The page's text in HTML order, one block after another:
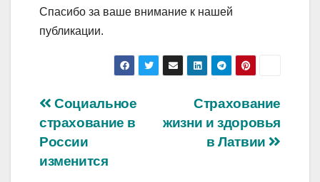
Спасибо за ваше внимание к нашей
публикации.
Навигация
по
записям
Страхование
жизни и здоровья
в Латвии
Социальное
страхование в
России
изменится